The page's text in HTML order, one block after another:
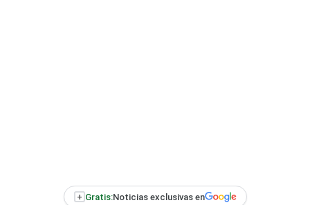
+ Gratis:Noticias exclusivas en